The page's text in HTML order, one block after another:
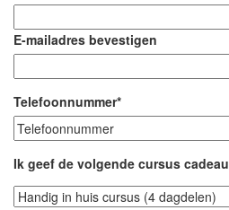
E-mailadres bevestigen
Telefoonnummer*
Ik geef de volgende cursus cadeau
Ik